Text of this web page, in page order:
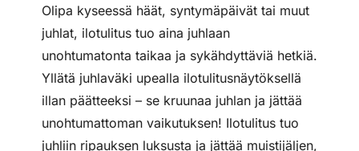
Olipa kyseessä häät, syntymäpäivät tai muut
juhlat, ilotulitus tuo aina juhlaan
unohtumatonta taikaa ja sykähdyttäviä hetkiä.
Yllätä juhlaväki upealla ilotulitusnäytöksellä
illan päätteeksi – se kruunaa juhlan ja jättää
unohtumattoman vaikutuksen! Ilotulitus tuo
juhliin ripauksen luksusta ja jättää muistijäljen,